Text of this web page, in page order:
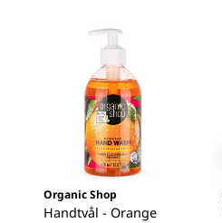
Organic Shop
Handtvål - Orange